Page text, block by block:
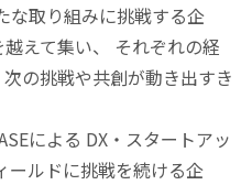
な取り組みに挑戦する企
えて集い、 それぞれの経
の挑戦や共創が動き出すき
による DX・スタートアッ
ールドに挑戦を続ける企